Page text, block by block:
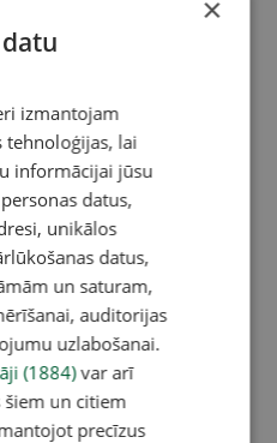
×
izmantojam
tehnoloģijas, lai
informācijai jūsu
datus,
unikālos
datus,
un saturam,
auditorijas
uzlabošanai.
(1884)var arī
un citiem
precīzus